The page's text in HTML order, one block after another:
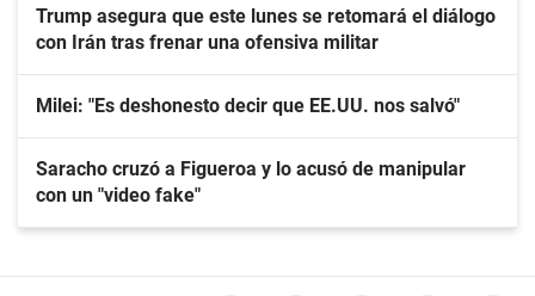
Trump asegura que este lunes se retomará el diálogo
con Irán tras frenar una ofensiva militar
Milei: "Es deshonesto decir que EE.UU. nos salvó"
Saracho cruzó a Figueroa y lo acusó de manipular
con un "video fake"